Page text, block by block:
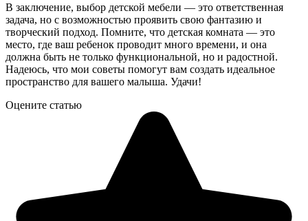
В заключение, выбор детской мебели — это ответственная
задача, но с возможностью проявить свою фантазию и
творческий подход. Помните, что детская комната — это
место, где ваш ребенок проводит много времени, и она
должна быть не только функциональной, но и радостной.
Надеюсь, что мои советы помогут вам создать идеальное
пространство для вашего малыша. Удачи!
Оцените статью